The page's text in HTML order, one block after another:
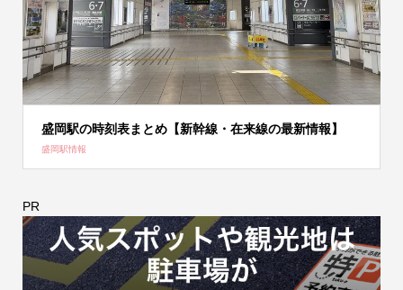
盛岡駅の時刻表まとめ【新幹線・在来線の最新情報】
盛岡駅情報
PR